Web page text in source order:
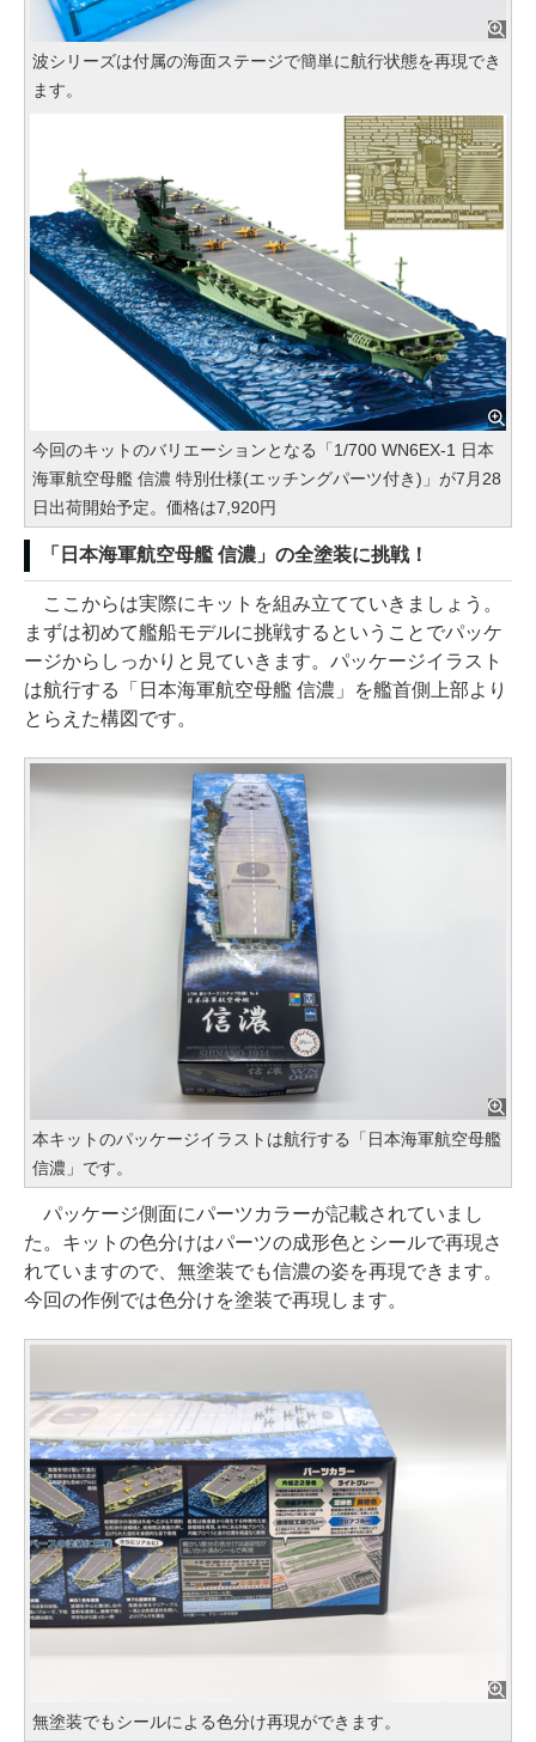
波シリーズは付属の海面ステージで簡単に航行状態を再現でき
ます。
今回のキットのバリエーションとなる「1/700 WN6EX-1 日本
海軍航空母艦 信濃 特別仕様(エッチングパーツ付き)」が7月28
日出荷開始予定。価格は7,920円
「日本海軍航空母艦 信濃」の全塗装に挑戦！
ここからは実際にキットを組み立てていきましょう。
まずは初めて艦船モデルに挑戦するということでパッケ
ージからしっかりと見ていきます。パッケージイラスト
は航行する「日本海軍航空母艦 信濃」を艦首側上部より
とらえた構図です。
本キットのパッケージイラストは航行する「日本海軍航空母艦
信濃」です。
パッケージ側面にパーツカラーが記載されていまし
た。キットの色分けはパーツの成形色とシールで再現さ
れていますので、無塗装でも信濃の姿を再現できます。
今回の作例では色分けを塗装で再現します。
無塗装でもシールによる色分け再現ができます。